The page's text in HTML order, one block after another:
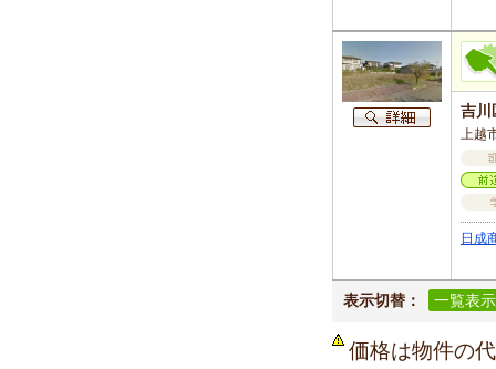
吉川
上越
日成
表示切替： 一覧表示
価格は物件の